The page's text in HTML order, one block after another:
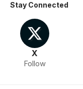
Stay Connected
X
Follow